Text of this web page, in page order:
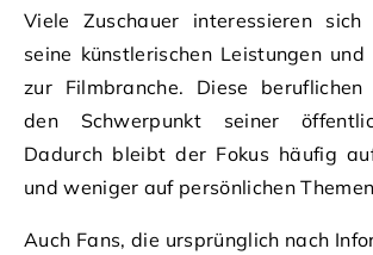
Viele Zuschauer interessieren
seine künstlerischen Leistungen
zur Filmbranche. Diese
den Schwerpunkt seiner
Dadurch bleibt der Fokus häufig
und weniger auf persönlichen
Auch Fans, die ursprünglich nach